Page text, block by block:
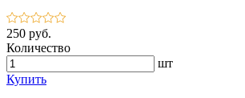
250 руб.
Количество
шт
Купить